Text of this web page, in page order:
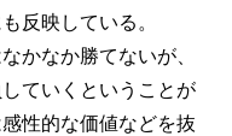
反映している。
かなか勝てないが、
ていくということが
性的な価値などを抜